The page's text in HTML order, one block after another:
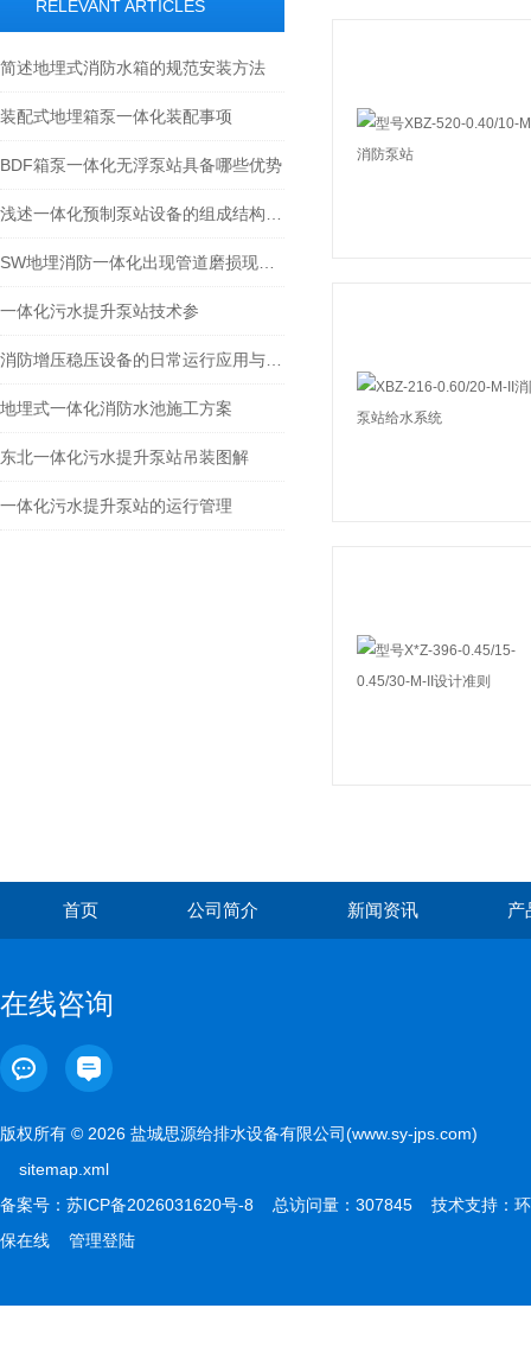
RELEVANT ARTICLES
简述地埋式消防水箱的规范安装方法
装配式地埋箱泵一体化装配事项
BDF箱泵一体化无浮泵站具备哪些优势
一体化污水提升泵站技术参
地埋式一体化消防水池施工方案
东北一体化污水提升泵站吊装图解
一体化污水提升泵站的运行管理
首页 公司简介 新闻资讯 产
在线咨询
版权所有 © 2026 盐城思源给排水设备有限公司(www.sy-jps.com)
sitemap.xml
备案号： 苏ICP备2026031620号-8 总访问量：307845 技术支持： 环
保在线
管理登陆